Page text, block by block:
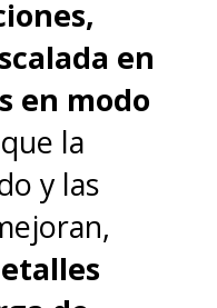
pasada
un planeta
Kamino, a
y
en
en modo
la
y las